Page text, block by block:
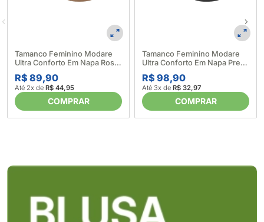
Tamanco Feminino Modare
Ultra Conforto Em Napa Rosa
7142.106 - Modare
656724_Rosa
R$ 89,90
Até 2x de R$ 44,95
COMPRAR
Tamanco Feminino Modare
Ultra Conforto Em Napa Preto
7142.106 - Modare
656725_Preto
R$ 98,90
Até 3x de R$ 32,97
COMPRAR